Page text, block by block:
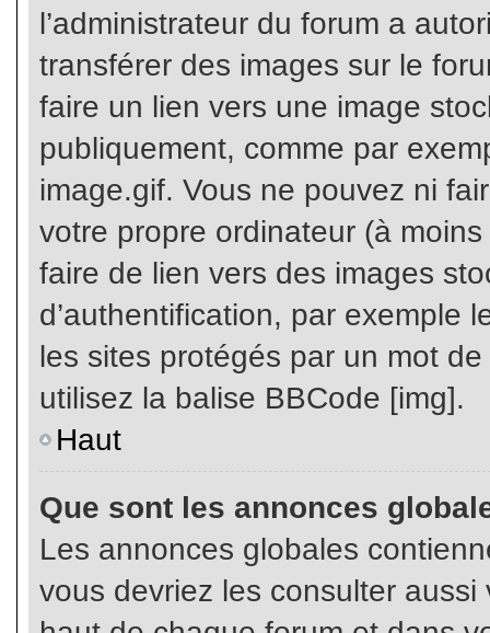
l’administrateur du forum a
transférer des images sur le
faire un lien vers une image
publiquement, comme par
image.gif. Vous ne pouvez ni
votre propre ordinateur (à
faire de lien vers des images
d’authentification, par exemple
les sites protégés par un mot
utilisez la balise BBCode [img].
Haut
Que sont les annonces
Les annonces globales
vous devriez les consulter